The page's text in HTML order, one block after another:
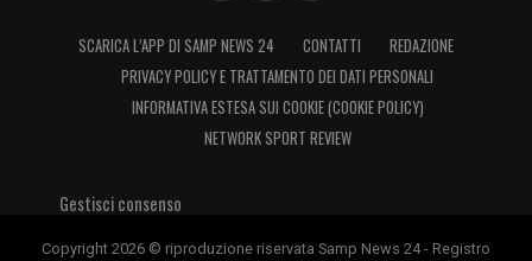
SCARICA L’APP DI SAMP NEWS 24 CONTATTI
REDAZIONE
PRIVACY POLICY E TRATTAMENTO DEI DATI PERSONALI
INFORMATIVA ESTESA SUI COOKIE (COOKIE POLICY)
NETWORK SPORT REVIEW
Gestisci consenso
Copyright 2026 © riproduzione riservata Samp News 24 - Registro